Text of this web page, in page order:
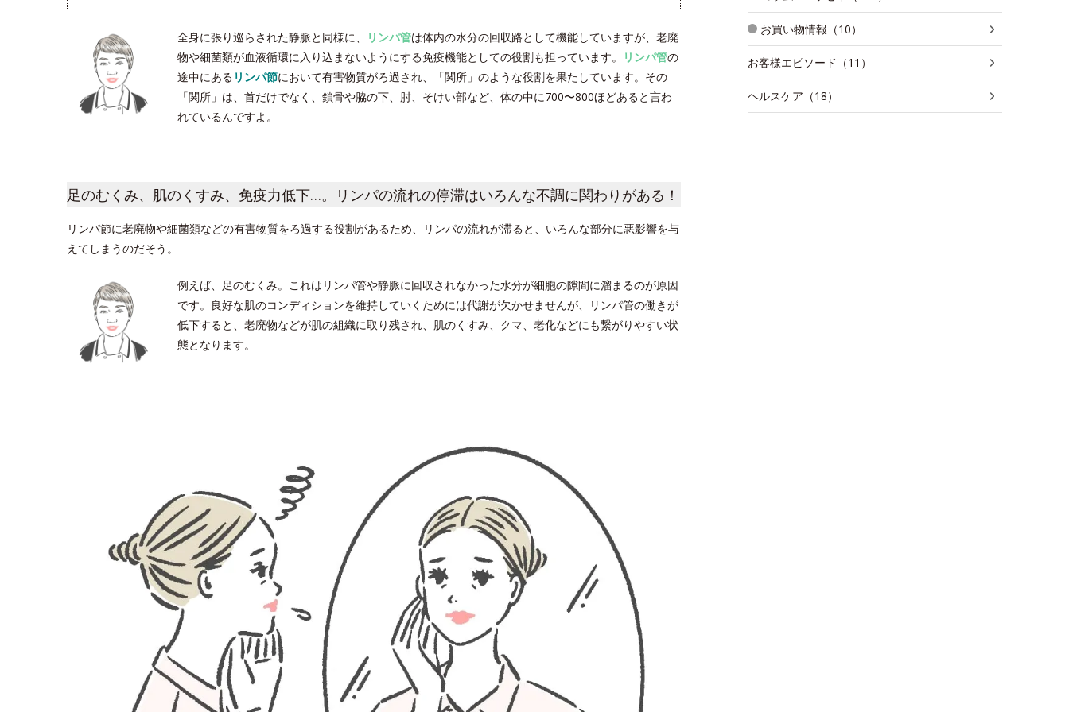
全身に張り巡らされた静脈と同様に、 リンパ管は体内の水分の回収路として機能していますが、老廃
物や細菌類が血液循環に入り込まないようにする免疫機能としての役割も担っています。
リンパ管の
途中にある リンパ節において有害物質がろ過され、「関所」のような役割を果たしています。その
「関所」は、首だけでなく、鎖骨や脇の下、肘、そけい部など、体の中に700〜800ほどあると言わ
れているんですよ。
足のむくみ、肌のくすみ、免疫力低下…。リンパの流れの停滞はいろんな不調に関わりがある！
リンパ節に老廃物や細菌類などの有害物質をろ過する役割があるため、リンパの流れが滞ると、いろんな部分に悪影響を与
えてしまうのだそう。
例えば、足のむくみ。これはリンパ管や静脈に回収されなかった水分が細胞の隙間に溜まるのが原因
です。良好な肌のコンディションを維持していくためには代謝が欠かせませんが、リンパ管の働きが
低下すると、老廃物などが肌の組織に取り残され、肌のくすみ、クマ、老化などにも繋がりやすい状
態となります。
お買い物情報（10）
お客様エピソード（11）
ヘルスケア（18）